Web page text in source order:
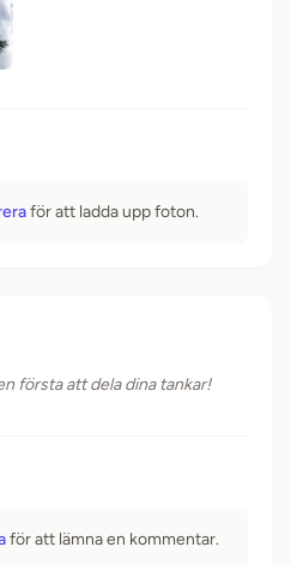
för att ladda upp foton.
första att dela dina tankar!
för att lämna en kommentar.